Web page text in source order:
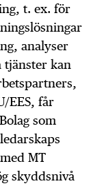
t. ex. för
analyser
tjänster kan
EES, får
som
MT
skyddsnivå